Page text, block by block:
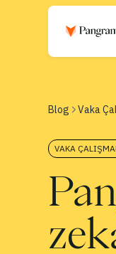
Blog Vaka
VAKA